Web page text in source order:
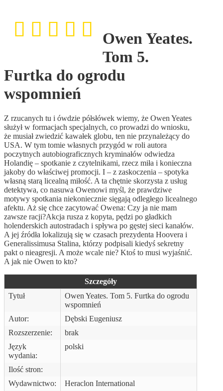
Owen Yeates.
Tom 5.
Furtka do ogrodu
wspomnień
Z rzucanych tu i ówdzie półsłówek wiemy, że Owen Yeates
służył w formacjach specjalnych, co prowadzi do wniosku,
że musiał zwiedzić kawałek globu, ten nie przynależący do
USA. W tym tomie własnych przygód w roli autora
poczytnych autobiograficznych kryminałów odwiedza
Holandię – spotkanie z czytelnikami, rzecz miła i konieczna
jakoby do właściwej promocji. I – z zaskoczenia – spotyka
własną starą licealną miłość. A ta chętnie skorzysta z usług
detektywa, co nasuwa Owenowi myśl, że prawdziwe
motywy spotkania niekoniecznie sięgają odległego licealnego
afektu. Aż się chce zacytować Owena: Czy ja nie mam
zawsze racji?Akcja rusza z kopyta, pędzi po gładkich
holenderskich autostradach i spływa po gęstej sieci kanałów.
A jej źródła lokalizują się w czasach prezydenta Hoovera i
Generalissimusa Stalina, którzy podpisali kiedyś sekretny
pakt o nieagresji. A może wcale nie? Ktoś to musi wyjaśnić.
A jak nie Owen to kto?
Szczegóły
Tytuł
Owen Yeates. Tom 5. Furtka do ogrodu
wspomnień
Autor:
Dębski Eugeniusz
Rozszerzenie:
brak
Język
wydania:
polski
Ilość stron:
Wydawnictwo:
Heraclon International